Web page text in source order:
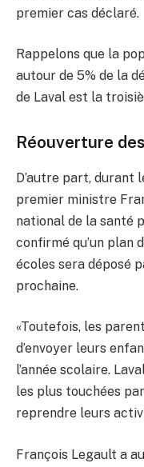
premier cas déclaré.
Rappelons que la
autour de 5% de la
de Laval est la
Réouverture
D’autre part, durant
premier ministre
national de la santé
confirmé qu’un plan
écoles sera déposé
prochaine.
«Toutefois, les
d’envoyer leurs
l’année scolaire.
les plus touchées
reprendre leurs
François Legault a